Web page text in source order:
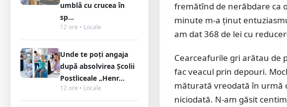
umblă cu crucea în
sp...
12 ore • Locale
Unde te poți angaja
după absolvirea Școlii
Postliceale „Henr...
12 ore • Locale
fremătînd de nerăbdare ca
minute m-a ţinut
am dat 368 de lei cu
Cearceafurile gri arătau de
fac veacul prin depouri.
măturată vreodată în urmă
niciodată. N-am găsit